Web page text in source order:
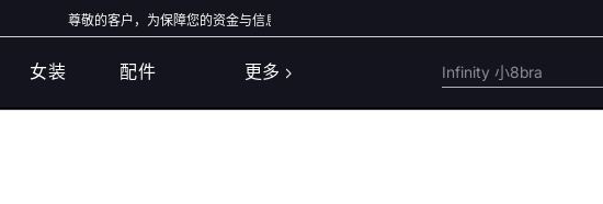
尊敬的客户，为保障您的资金与信息安全，我们特别提醒：本店不会开展任何刷单活动，
女装 配件 更多 Infinity 小8bra